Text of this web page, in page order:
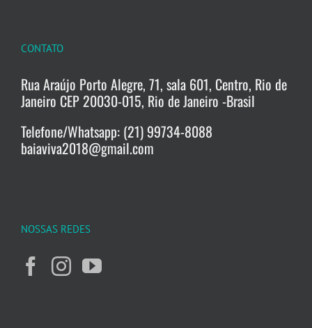
CONTATO
Rua Araújo Porto Alegre, 71, sala 601, Centro, Rio de
Janeiro CEP 20030-015, Rio de Janeiro -Brasil
Telefone/Whatsapp: (21) 99734-8088
baiaviva2018@gmail.com
NOSSAS REDES